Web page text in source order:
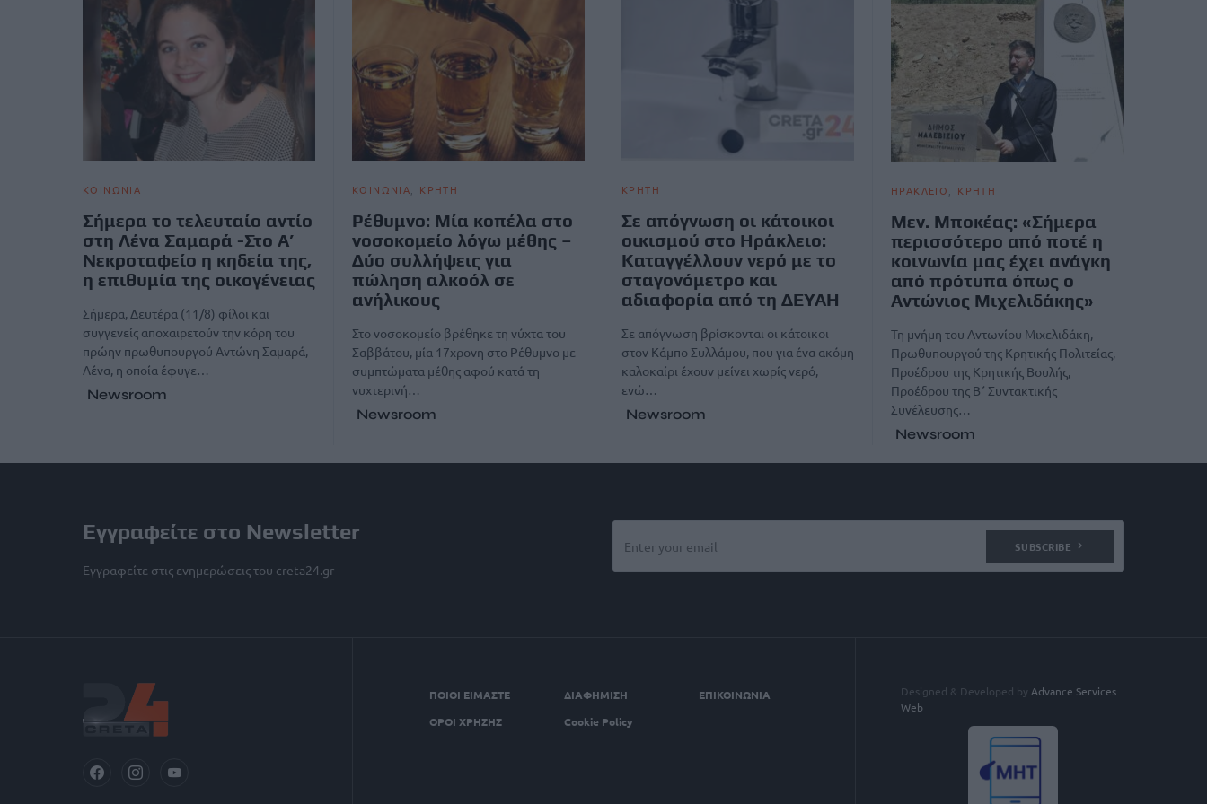
ΚΟΙΝΩΝΙΑ
Σήμερα το τελευταίο αντίο
στη Λένα Σαμαρά -Στο Α’
Νεκροταφείο η κηδεία της,
η επιθυμία της οικογένειας
Σήμερα, Δευτέρα (11/8) φίλοι και
συγγενείς αποχαιρετούν την κόρη του
πρώην πρωθυπουργού Αντώνη Σαμαρά,
Λένα, η οποία έφυγε…
Newsroom
ΚΟΙΝΩΝΙΑ ΚΡΗΤΗ
Ρέθυμνο: Μία κοπέλα στο
νοσοκομείο λόγω μέθης –
Δύο συλλήψεις για
πώληση αλκοόλ σε
ανήλικους
Στο νοσοκομείο βρέθηκε τη νύχτα του
Σαββάτου, μία 17χρονη στο Ρέθυμνο με
συμπτώματα μέθης αφού κατά τη
νυχτερινή…
Newsroom
ΚΡΗΤΗ
Σε απόγνωση οι κάτοικοι
οικισμού στο Ηράκλειο:
Καταγγέλλουν νερό με το
σταγονόμετρο και
αδιαφορία από τη ΔΕΥΑΗ
Σε απόγνωση βρίσκονται οι κάτοικοι
στον Κάμπο Συλλάμου, που για ένα ακόμη
καλοκαίρι έχουν μείνει χωρίς νερό,
ενώ…
Newsroom
ΗΡΑΚΛΕΙΟ ΚΡΗΤΗ
Μεν. Μποκέας: «Σήμερα
περισσότερο από ποτέ η
κοινωνία μας έχει ανάγκη
από πρότυπα όπως ο
Αντώνιος Μιχελιδάκης»
Τη μνήμη του Αντωνίου Μιχελιδάκη,
Πρωθυπουργού της Κρητικής Πολιτείας,
Προέδρου της Κρητικής Βουλής,
Προέδρου της Β΄ Συντακτικής
Συνέλευσης…
Newsroom
Εγγραφείτε στο Newsletter
Εγγραφείτε στις ενημερώσεις του creta24.gr
SUBSCRIBE
ΠΟΙΟΙ ΕΙΜΑΣΤΕ ΔΙΑΦΗΜΙΣΗ
ΕΠΙΚΟΙΝΩΝΙΑ
ΟΡΟΙ ΧΡΗΣΗΣ
Cookie Policy
Designed & Developed by Advance Services
Web